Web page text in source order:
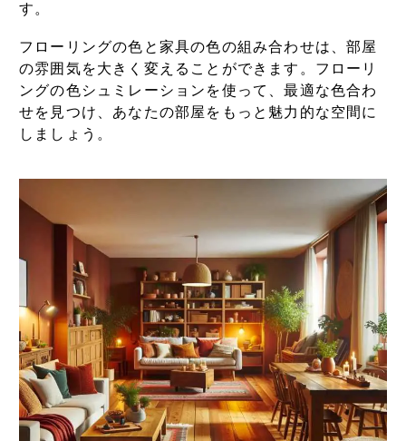
す。
フローリングの色と家具の色の組み合わせは、部屋
の雰囲気を大きく変えることができます。フローリ
ングの色シュミレーションを使って、最適な色合わ
せを見つけ、あなたの部屋をもっと魅力的な空間に
しましょう。